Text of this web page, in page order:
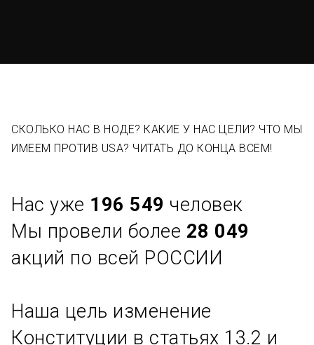
СКОЛЬКО НАС В НОДЕ? КАКИЕ У НАС ЦЕЛИ? ЧТО МЫ
ИМЕЕМ ПРОТИВ USA? ЧИТАТЬ ДО КОНЦА ВСЕМ!
Нас уже 196 549 человек
Мы провели более 28 049
акций по всей РОССИИ
Наша цель изменение
Конституции в статьях 13.2 и